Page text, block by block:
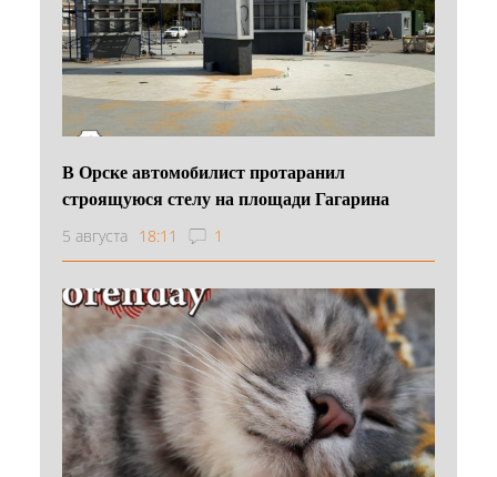
В Орске автомобилист протаранил
строящуюся стелу на площади Гагарина
5 августа 18:11 1